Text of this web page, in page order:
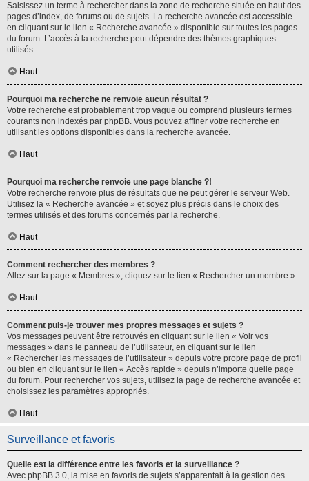
Saisissez un terme à rechercher dans la zone de recherche située en haut des
pages d’index, de forums ou de sujets. La recherche avancée est accessible
en cliquant sur le lien « Recherche avancée » disponible sur toutes les pages
du forum. L’accès à la recherche peut dépendre des thèmes graphiques
utilisés.
Haut
Pourquoi ma recherche ne renvoie aucun résultat ?
Votre recherche est probablement trop vague ou comprend plusieurs termes
courants non indexés par phpBB. Vous pouvez affiner votre recherche en
utilisant les options disponibles dans la recherche avancée.
Haut
Pourquoi ma recherche renvoie une page blanche ?!
Votre recherche renvoie plus de résultats que ne peut gérer le serveur Web.
Utilisez la « Recherche avancée » et soyez plus précis dans le choix des
termes utilisés et des forums concernés par la recherche.
Haut
Comment rechercher des membres ?
Allez sur la page « Membres », cliquez sur le lien « Rechercher un membre ».
Haut
Comment puis-je trouver mes propres messages et sujets ?
Vos messages peuvent être retrouvés en cliquant sur le lien « Voir vos
messages » dans le panneau de l’utilisateur, en cliquant sur le lien
« Rechercher les messages de l’utilisateur » depuis votre propre page de profil
ou bien en cliquant sur le lien « Accès rapide » depuis n’importe quelle page
du forum. Pour rechercher vos sujets, utilisez la page de recherche avancée et
choisissez les paramètres appropriés.
Haut
Surveillance et favoris
Quelle est la différence entre les favoris et la surveillance ?
Avec phpBB 3.0, la mise en favoris de sujets s’apparentait à la gestion des